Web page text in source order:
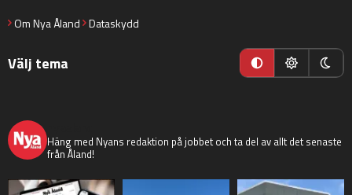
Om Nya Åland Dataskydd
Välj tema
Häng med Nyans redaktion på jobbet och ta del av allt det senaste
från Åland!